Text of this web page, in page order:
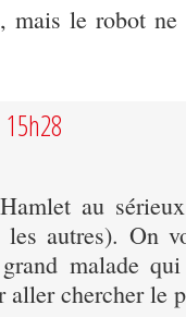
mais le robot ne
au
les autres). On
malade
aller chercher le